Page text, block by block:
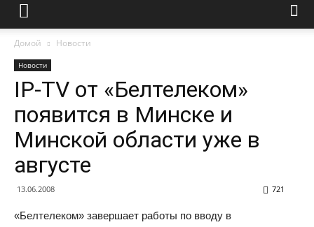
Домой Новости
Новости
IP-TV от «Белтелеком»
появится в Минске и
Минской области уже в
августе
13.06.2008 721
«Белтелеком» завершает работы по вводу в